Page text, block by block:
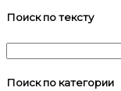
Поиск по тексту
Поиск по категории